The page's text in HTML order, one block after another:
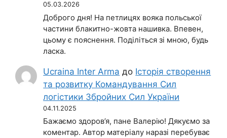
05.03.2026
Доброго дня! На петлицях вояка польської
частини блакитно-жовта нашивка. Впевен,
цьому є пояснення. Поділіться зі мною, будь
ласка.
Ucraina Inter Arma до Історія створення
та розвитку Командування Сил
логістики Збройних Сил України
04.11.2025
Бажаємо здоров’я, пане Валерію! Дякуємо за
коментар. Автор матеріалу наразі перебуває